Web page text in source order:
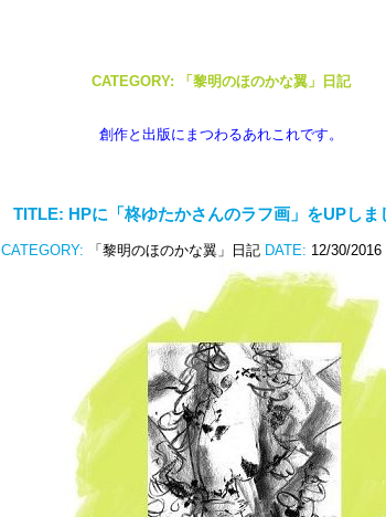
CATEGORY: 「黎明のほのかな翼」日記
創作と出版にまつわるあれこれです。
TITLE: HPに「柊ゆたかさんのラフ画」をUPし
CATEGORY: 「黎明のほのかな翼」日記 DATE: 12/30/2016